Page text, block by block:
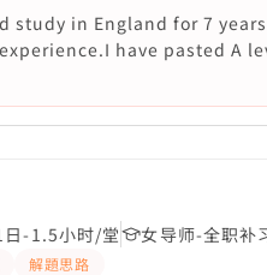
study in England for 7
have pasted A
日-1.5小时/堂 女导师-全职补
解題思路